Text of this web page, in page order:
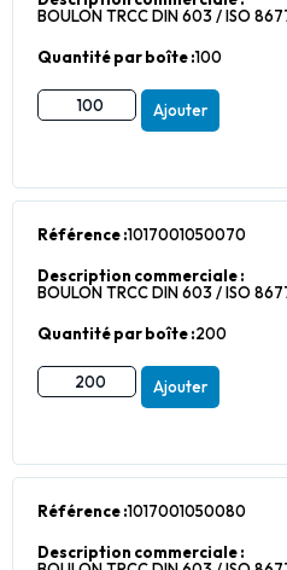
BOULON TRCC DIN 603 / ISO
Quantité par boîte :100
Ajouter
Référence :1017001050070
Description commerciale :
BOULON TRCC DIN 603 / ISO
Quantité par boîte :200
Ajouter
Référence :1017001050080
Description commerciale :